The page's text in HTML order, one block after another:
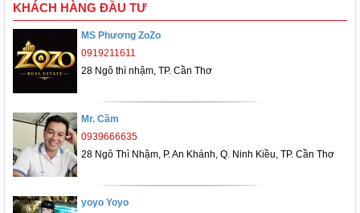
KHÁCH HÀNG ĐẦU TƯ
MS Phương ZoZo
0919211611
28 Ngô thì nhậm, TP. Cần Thơ
Mr. Cầm
0939666635
28 Ngô Thì Nhậm, P. An Khánh, Q. Ninh Kiều, TP. Cần Thơ
yoyo Yoyo